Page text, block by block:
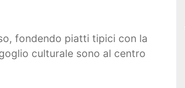
fondendo piatti tipici con la
culturale sono al centro